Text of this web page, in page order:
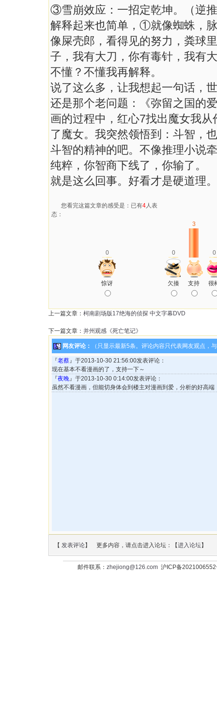
③雪崩效应：一招定乾坤。（逆
解释起来也简单，①就像蜘蛛，
像屎壳郎，看得见的努力，粪球
子，我有大刀，你有毒针，我有
不懂？不懂我再解释。
说了这么多，让我想起一句话，
还是那个老问题：《弥留之国的
画的过程中，红心7找出魔女我
了魔女。我突然领悟到：斗智，
斗智的精神的吧。不像推理小说
纯粹，你智商下线了，你输了。
就是这么回事。好看才是硬道理
您看完这篇文章的感受是：已有4人表
态：
0 0
3
0
惊讶 欠揍 支持 很
上一篇文章： 柯南剧场版17绝海的侦探 中文字幕DVD
下一篇文章： 并州观感《死亡笔记》
网友评论： （只显示最新5条。评论内容只代表网友观点，
『老蔡』于2013-10-30 21:56:00发表评论：
现在基本不看漫画的了，支持一下～
『夜晚』于2013-10-30 0:14:00发表评论：
虽然不看漫画，但能切身体会到楼主对漫画到爱，分析的好高端
【 发表评论】 更多内容，请点击进入论坛：【进入论坛】
邮件联系： zhejiong@126.com沪ICP备